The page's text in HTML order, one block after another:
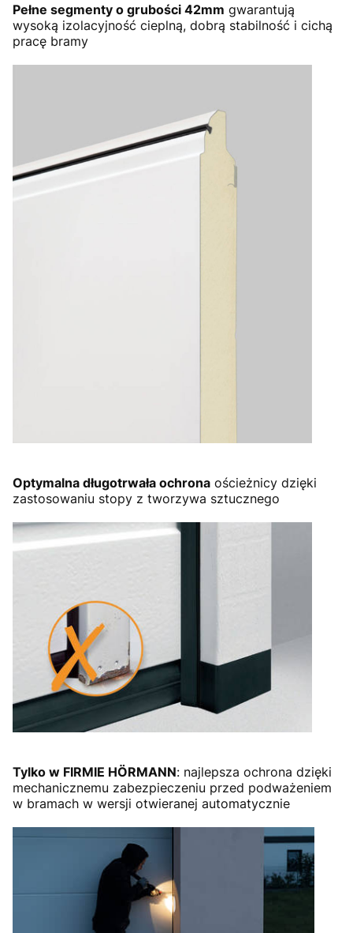
Pełne segmenty o grubości 42mm gwarantują
wysoką izolacyjność cieplną, dobrą stabilność i cichą
pracę bramy
Optymalna długotrwała ochrona ościeżnicy dzięki
zastosowaniu stopy z tworzywa sztucznego
Tylko w FIRMIE HÖRMANN: najlepsza ochrona dzięki
mechanicznemu zabezpieczeniu przed podważeniem
w bramach w wersji otwieranej automatycznie